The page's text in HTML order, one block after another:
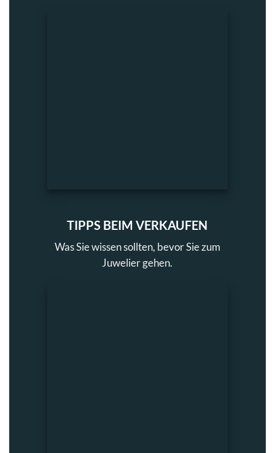
TIPPS BEIM VERKAUFEN
Was Sie wissen sollten, bevor Sie zum
Juwelier gehen.